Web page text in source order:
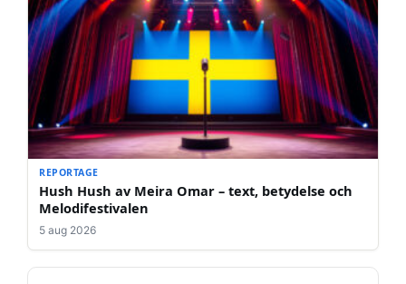
REPORTAGE
Hush Hush av Meira Omar – text, betydelse och
Melodifestivalen
5 aug 2026